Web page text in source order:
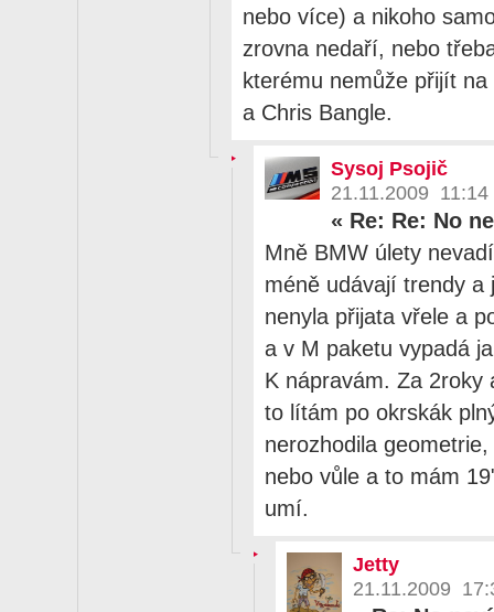
nebo více) a nikoho
zrovna nedaří, nebo
kterému nemůže přijít
a Chris Bangle.
Sysoj Psojič
21.11.2009 11:14
« Re: Re: No
Mně BMW úlety
méně udávají trendy a
nenyla přijata vřele a
a v M paketu vypadá
K nápravám. Za 2roky
to lítám po okrskák
nerozhodila
nebo vůle a to mám
umí.
Jetty
21.11.2009